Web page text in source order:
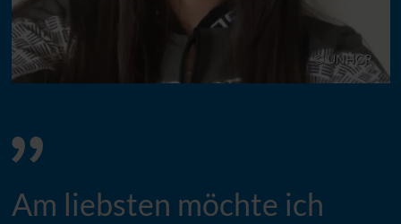
© UNHCR
Am liebsten möchte ich